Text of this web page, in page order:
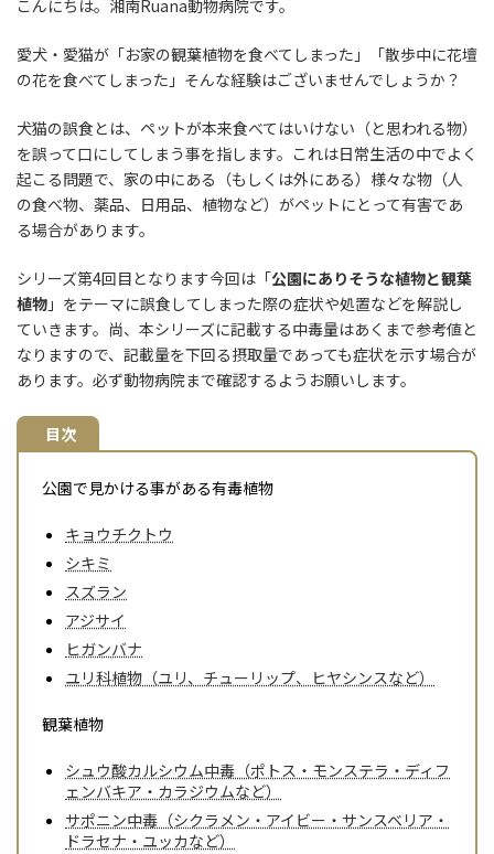
こんにちは。湘南Ruana動物病院です。
愛犬・愛猫が「お家の観葉植物を食べてしまった」「散歩中に花壇
の花を食べてしまった」そんな経験はございませんでしょうか？
犬猫の誤食とは、ペットが本来食べてはいけない（と思われる物）
を誤って口にしてしまう事を指します。これは日常生活の中でよく
起こる問題で、家の中にある（もしくは外にある）様々な物（人
の食べ物、薬品、日用品、植物など）がペットにとって有害であ
る場合があります。
シリーズ第4回目となります今回は「公園にありそうな植物と観葉
植物 」をテーマに誤食してしまった際の症状や処置などを解説し
ていきます。尚、本シリーズに記載する中毒量はあくまで参考値と
なりますので、記載量を下回る摂取量であっても症状を示す場合が
あります。必ず動物病院まで確認するようお願いします。
目次
公園で見かける事がある有毒植物
キョウチクトウ
シキミ
スズラン
アジサイ
ヒガンバナ
ユリ科植物（ユリ、チューリップ、ヒヤシンスなど）
観葉植物
シュウ酸カルシウム中毒（ポトス・モンステラ・ディフ
ェンバキア・カラジウムなど）
サポニン中毒（シクラメン・アイビー・サンスベリア・
ドラセナ・ユッカなど）